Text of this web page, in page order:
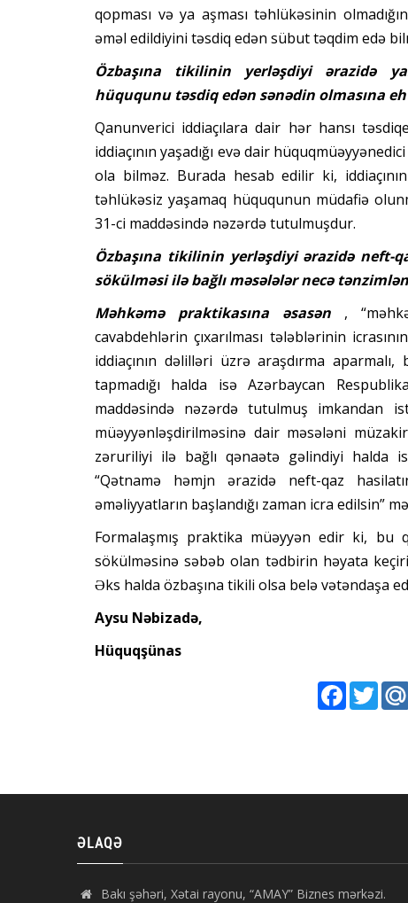
qopması və ya aşması təhlükəsinin
əməl edildiyini təsdiq edən sübut təqdim edə
Özbaşına tikilinin yerləşdiyi ərazidə
hüququnu təsdiq edən sənədin olmasına
Qanunverici iddiaçılara dair hər hansı
iddiaçının yaşadığı evə dair
ola bilməz. Burada hesab edilir ki,
təhlükəsiz yaşamaq hüququnun müdafiə
31-ci maddəsində nəzərdə tutulmuşdur.
Özbaşına tikilinin yerləşdiyi ərazidə neft-
sökülməsi ilə bağlı məsələlər necə
Məhkəmə praktikasına əsasən ,
cavabdehlərin çıxarılması tələblərinin
iddiaçının dəlilləri üzrə araşdırma
tapmadığı halda isə Azərbaycan
maddəsində nəzərdə tutulmuş imkandan
müəyyənləşdirilməsinə dair məsələni
zəruriliyi ilə bağlı qənaətə gəlindiyi halda
“Qətnamə həmjn ərazidə neft-qaz
əməliyyatların başlandığı zaman icra edilsin”
Formalaşmış praktika müəyyən edir ki, bu
sökülməsinə səbəb olan tədbirin həyata
Əks halda özbaşına tikili olsa belə vətəndaşa
Aysu Nəbizadə,
Hüquqşünas
Facebook
ƏLAQƏ
Bakı şəhəri, Xətai rayonu, “AMAY” Biznes mərkəzi.